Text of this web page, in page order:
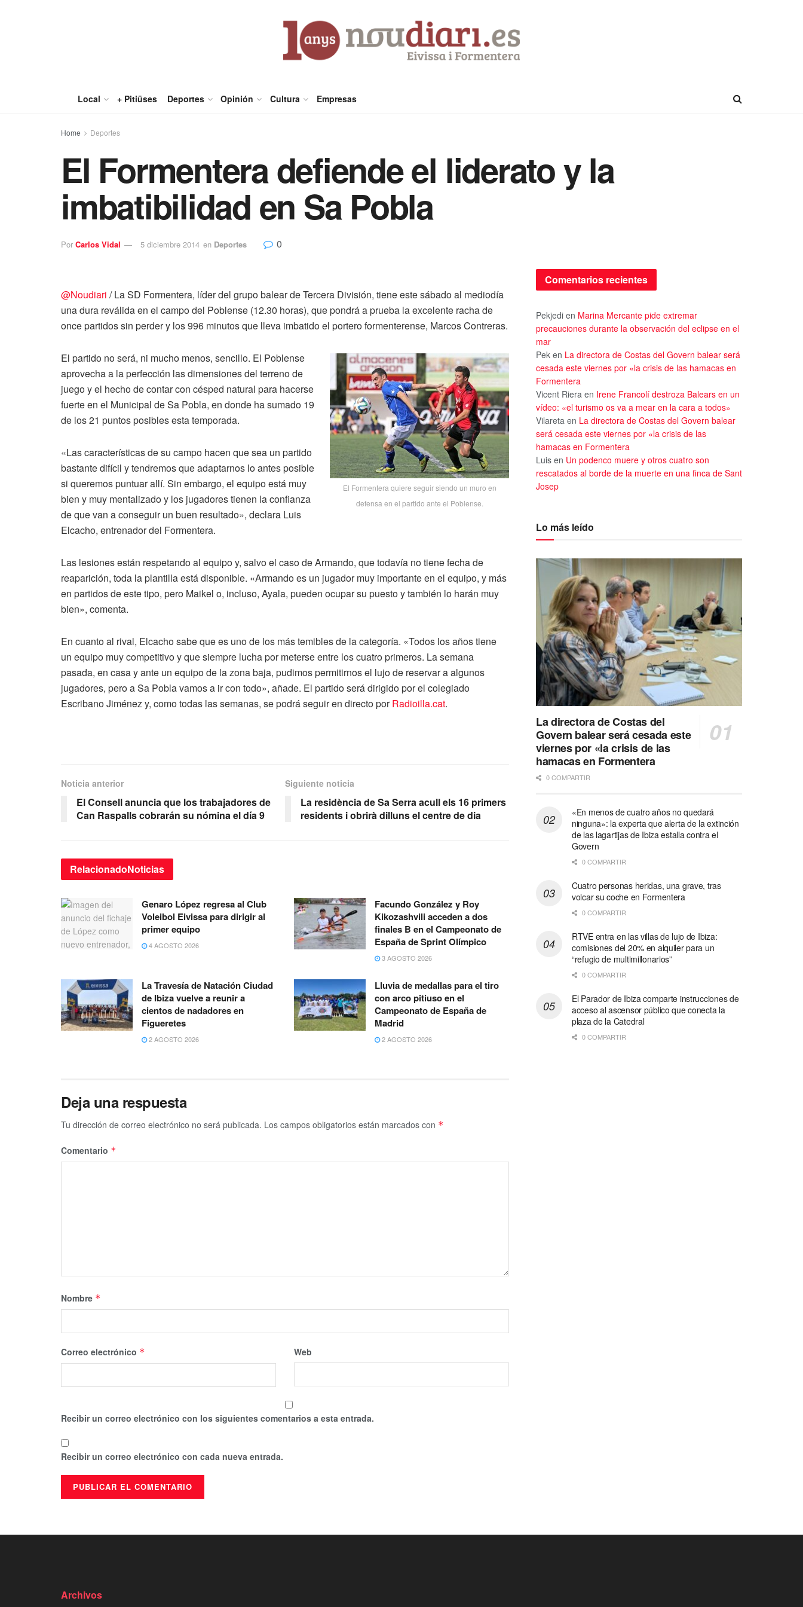
Local + Pitiüses Deportes Opinión Cultura Empresas
Home Deportes
El Formentera defiende el liderato y la
imbatibilidad en Sa Pobla
Por Carlos Vidal 5 diciembre 2014 en Deportes 0
@Noudiari / La SD Formentera, líder del grupo balear de Tercera División, tiene este sábado al mediodía
una dura reválida en el campo del Poblense (12.30 horas), que pondrá a prueba la excelente racha de
once partidos sin perder y los 996 minutos que lleva imbatido el portero formenterense, Marcos Contreras.
El Formentera quiere seguir siendo un muro en
defensa en el partido ante el Poblense.
El partido no será, ni mucho menos, sencillo. El Poblense
aprovecha a la perfección las dimensiones del terreno de
juego y el hecho de contar con césped natural para hacerse
fuerte en el Municipal de Sa Pobla, en donde ha sumado 19
de los 21 puntos posibles esta temporada.
«Las características de su campo hacen que sea un partido
bastante difícil y tendremos que adaptarnos lo antes posible
si queremos puntuar allí. Sin embargo, el equipo está muy
bien y muy mentalizado y los jugadores tienen la confianza
de que van a conseguir un buen resultado», declara Luis
Elcacho, entrenador del Formentera.
Las lesiones están respetando al equipo y, salvo el caso de Armando, que todavía no tiene fecha de
reaparición, toda la plantilla está disponible. «Armando es un jugador muy importante en el equipo, y más
en partidos de este tipo, pero Maikel o, incluso, Ayala, pueden ocupar su puesto y también lo harán muy
bien», comenta.
En cuanto al rival, Elcacho sabe que es uno de los más temibles de la categoría. «Todos los años tiene
un equipo muy competitivo y que siempre lucha por meterse entre los cuatro primeros. La semana
pasada, en casa y ante un equipo de la zona baja, pudimos permitirnos el lujo de reservar a algunos
jugadores, pero a Sa Pobla vamos a ir con todo», añade. El partido será dirigido por el colegiado
Escribano Jiménez y, como todas las semanas, se podrá seguir en directo porRadioilla.cat.
Noticia anterior
El Consell anuncia que los trabajadores de
Can Raspalls cobrarán su nómina el día 9
Siguiente noticia
La residència de Sa Serra acull els 16 primers
residents i obrirà dilluns el centre de dia
RelacionadoNoticias
Genaro López regresa al Club
Voleibol Eivissa para dirigir al
primer equipo
4 AGOSTO 2026
Facundo González y Roy
Kikozashvili acceden a dos
finales B en el Campeonato de
España de Sprint Olímpico
3 AGOSTO 2026
La Travesía de Natación Ciudad
de Ibiza vuelve a reunir a
cientos de nadadores en
Figueretes
2 AGOSTO 2026
Lluvia de medallas para el tiro
con arco pitiuso en el
Campeonato de España de
Madrid
2 AGOSTO 2026
Deja una respuesta
Tu dirección de correo electrónico no será publicada. Los campos obligatorios están marcados con *
Comentario *
Nombre *
Correo electrónico * Web
Recibir un correo electrónico con los siguientes comentarios a esta entrada.
Recibir un correo electrónico con cada nueva entrada.
Comentarios recientes
Pekjedi en Marina Mercante pide extremar
precauciones durante la observación del eclipse en el
mar
Pek en La directora de Costas del Govern balear será
cesada este viernes por «la crisis de las hamacas en
Formentera
Vicent Riera en Irene Francolí destroza Balears en un
vídeo: «el turismo os va a mear en la cara a todos»
Vilareta en La directora de Costas del Govern balear
será cesada este viernes por «la crisis de las
hamacas en Formentera
Luis en Un podenco muere y otros cuatro son
rescatados al borde de la muerte en una finca de Sant
Josep
Lo más leído
La directora de Costas del
Govern balear será cesada este
viernes por «la crisis de las
hamacas en Formentera
0 COMPARTIR
«En menos de cuatro años no quedará
ninguna»: la experta que alerta de la extinción
de las lagartijas de Ibiza estalla contra el
Govern
0 COMPARTIR
Cuatro personas heridas, una grave, tras
volcar su coche en Formentera
0 COMPARTIR
RTVE entra en las villas de lujo de Ibiza:
comisiones del 20% en alquiler para un
“refugio de multimillonarios”
0 COMPARTIR
El Parador de Ibiza comparte instrucciones de
acceso al ascensor público que conecta la
plaza de la Catedral
0 COMPARTIR
Archivos